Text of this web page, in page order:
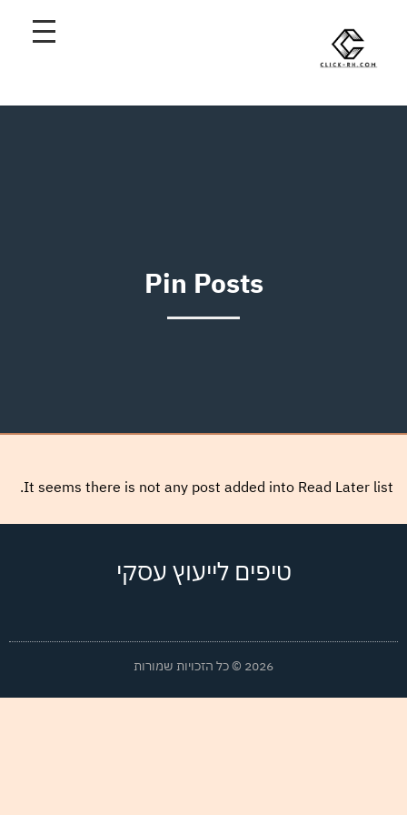
Pin Posts
It seems there is not any post added into Read Later list.
טיפים לייעוץ עסקי
2026 © כל הזכויות שמורות